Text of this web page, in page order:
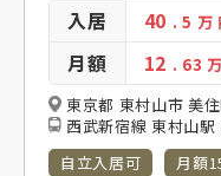
入居 40 . 5 万
月額 12 . 63
東京都 東村山市 美
西武新宿線 東村山駅
自立入居可
月額